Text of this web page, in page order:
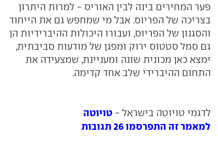
פער המחירים בינה לבין האוריס - למרות היתרון
בצריכה של הפריוס. אבל מי שמחפש גם את הייחוד
והסגנון של הפריוס, ועבורו היכולות ההיברידיות הן
גם סמל סטטוס ירוק ומפגן של מודעות סביבתית,
ימצא כאן מכונית שונה ומעניינת, שמצעידה את
התחום ההיברידי שלב אחד קדימה.
לדגמי טויוטה בישראל - טויוטה
למאמר זה התפרסמו 26 תגובות